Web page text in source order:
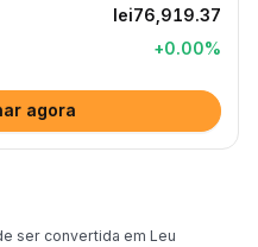
lei76,919.37
+0.00%
agora
ser convertida em Leu